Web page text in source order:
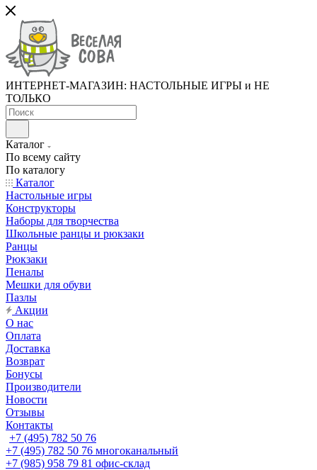
ИНТЕРНЕТ-МАГАЗИН: НАСТОЛЬНЫЕ ИГРЫ и НЕ
ТОЛЬКО
Каталог
По всему сайту
По каталогу
Каталог
Настольные игры
Конструкторы
Наборы для творчества
Школьные ранцы и рюкзаки
Ранцы
Рюкзаки
Пеналы
Мешки для обуви
Пазлы
Акции
О нас
Оплата
Доставка
Возврат
Бонусы
Производители
Новости
Отзывы
Контакты
+7 (495) 782 50 76
+7 (495) 782 50 76 многоканальный
+7 (985) 958 79 81 офис-склад